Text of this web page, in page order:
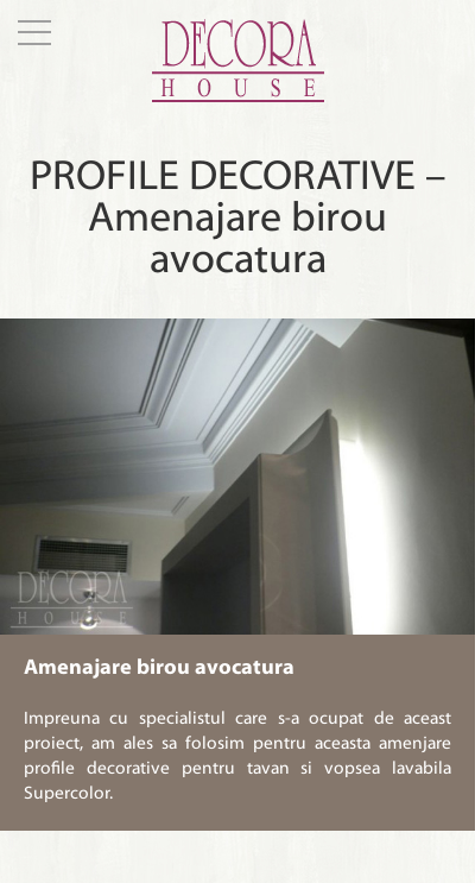
PROFILE DECORATIVE –
Amenajare birou
avocatura
Amenajare birou avocatura
Impreuna cu specialistul care s-a ocupat de aceast
proiect, am ales sa folosim pentru aceasta amenjare
profile decorative pentru tavan si vopsea lavabila
Supercolor.